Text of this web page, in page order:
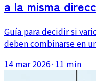
a la misma
Guía para decidir si
deben combinarse en
de tamaño, gestión
14 mar 2026· 11 min